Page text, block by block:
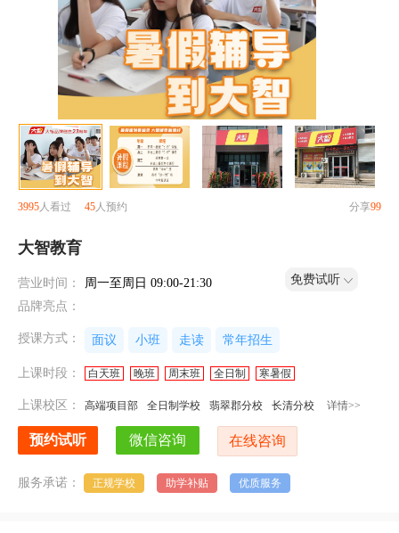
3995人看过 45人预约 分享99
大智教育
营业时间： 周一至周日 09:00-21:30
免费试听
品牌亮点：
授课方式： 面议 小班 走读 常年招生
上课时段： 白天班 晚班 周末班 全日制 寒暑假
上课校区： 高端项目部 全日制学校 翡翠郡分校 长清分校 详情>>
服务承诺： 正规学校 助学补贴 优质服务